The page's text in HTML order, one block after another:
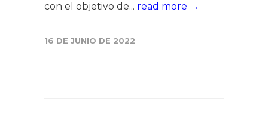
con el objetivo de... read more →
16 DE JUNIO DE 2022